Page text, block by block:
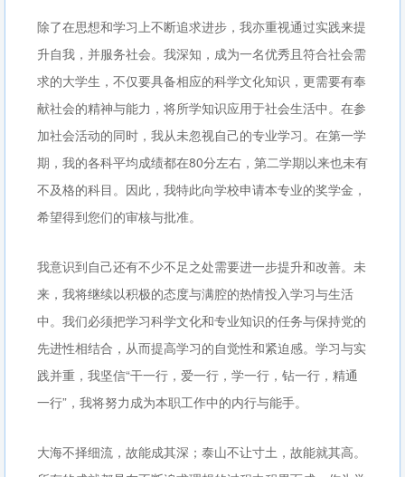
除了在思想和学习上不断追求进步，我亦重视通过实践来提
升自我，并服务社会。我深知，成为一名优秀且符合社会需
求的大学生，不仅要具备相应的科学文化知识，更需要有奉
献社会的精神与能力，将所学知识应用于社会生活中。在参
加社会活动的同时，我从未忽视自己的专业学习。在第一学
期，我的各科平均成绩都在80分左右，第二学期以来也未有
不及格的科目。因此，我特此向学校申请本专业的奖学金，
希望得到您们的审核与批准。
我意识到自己还有不少不足之处需要进一步提升和改善。未
来，我将继续以积极的态度与满腔的热情投入学习与生活
中。我们必须把学习科学文化和专业知识的任务与保持党的
先进性相结合，从而提高学习的自觉性和紧迫感。学习与实
践并重，我坚信“干一行，爱一行，学一行，钻一行，精通
一行”，我将努力成为本职工作中的内行与能手。
大海不择细流，故能成其深；泰山不让寸土，故能就其高。